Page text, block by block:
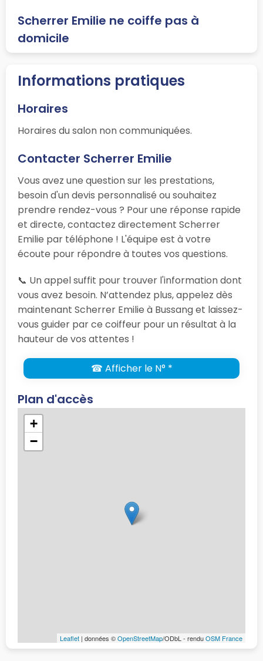
Scherrer Emilie ne coiffe pas à
domicile
Informations pratiques
Horaires
Horaires du salon non communiquées.
Contacter Scherrer Emilie
Vous avez une question sur les prestations,
besoin d'un devis personnalisé ou souhaitez
prendre rendez-vous ? Pour une réponse rapide
et directe, contactez directement Scherrer
Emilie par téléphone ! L'équipe est à votre
écoute pour répondre à toutes vos questions.
📞 Un appel suffit pour trouver l'information dont
vous avez besoin. N’attendez plus, appelez dès
maintenant Scherrer Emilie à Bussang et laissez-
vous guider par ce coiffeur pour un résultat à la
hauteur de vos attentes !
☎ Afficher le N° *
Plan d'accès
+
−
Leaflet | données ©OpenStreetMap/ODbL - renduOSM France